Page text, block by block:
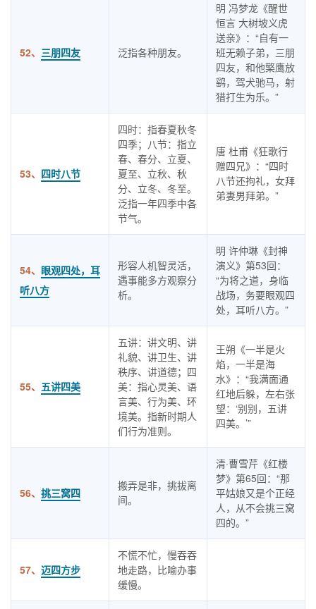
52、 三朋四友 泛指各种朋友。
明 冯梦龙《醒世
恒言 大树坡义虎
送亲》：“自有一
班无赖子弟，三朋
四友，和他檠鹰放
鹞，驾犬驰马，射
猎打生为乐。”
53、 四时八节
四时：指春夏秋冬
四季；八节：指立
春、春分、立夏、
夏至、立秋、秋
分、立冬、冬至。
泛指一年四季中各
节气。
唐 杜甫《狂歌行
赠四兄》：“四时
八节还拘礼，女拜
弟妻男拜弟。”
54、 眼观四处，耳
听八方
形容人机智灵活，
遇事能多方观察分
析。
明 许仲琳《封神
演义》第53回：
“为将之道，身临
战场，务要眼观四
处，耳听八方。”
55、 五讲四美
五讲：讲文明、讲
礼貌、讲卫生、讲
秩序、讲道德；四
美：指心灵美、语
言美、行为美、环
境美。指新时期人
们行为准则。
王朔《一半是火
焰，一半是海
水》：“我满面通
红地后躲，左右张
望：‘别别，五讲
四美。’”
56、 挑三窝四
搬弄是非，挑拔离
间。
清·曹雪芹《红楼
梦》第65回：“那
平姑娘又是个正经
人，从不会挑三窝
四的。”
57、 迈四方步
不慌不忙，慢吞吞
地走路，比喻办事
缓慢。